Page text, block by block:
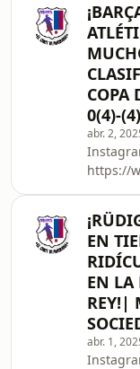
COPA
0(4)-
abr. 2,
https://
https://
5ytB_-
https://
EN
EN LA
REY!|
abr. 1,